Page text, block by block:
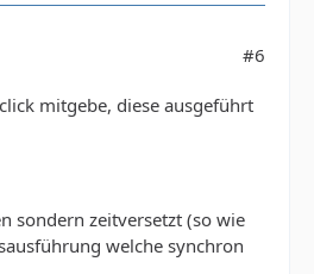
#6
mitgebe, diese ausgeführt
sondern zeitversetzt (so wie
welche synchron